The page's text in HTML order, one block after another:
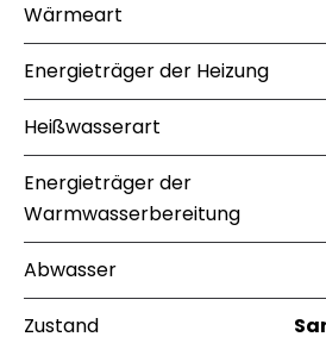
Wärmeart
Energieträger der Heizung
Heißwasserart
Energieträger der
Warmwasserbereitung
Abwasser
Zustand